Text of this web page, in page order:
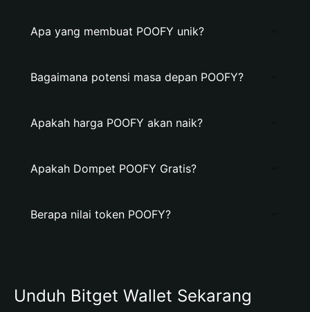
Apa yang membuat POOFY unik?
Bagaimana potensi masa depan POOFY?
Apakah harga POOFY akan naik?
Apakah Dompet POOFY Gratis?
Berapa nilai token POOFY?
Unduh Bitget Wallet Sekarang